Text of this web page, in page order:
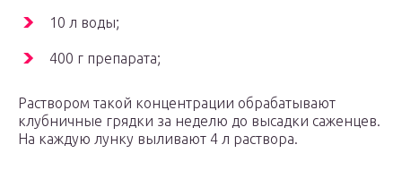
10 л воды;
400 г препарата;
Раствором такой концентрации обрабатывают
клубничные грядки за неделю до высадки саженцев.
На каждую лунку выливают 4 л раствора.